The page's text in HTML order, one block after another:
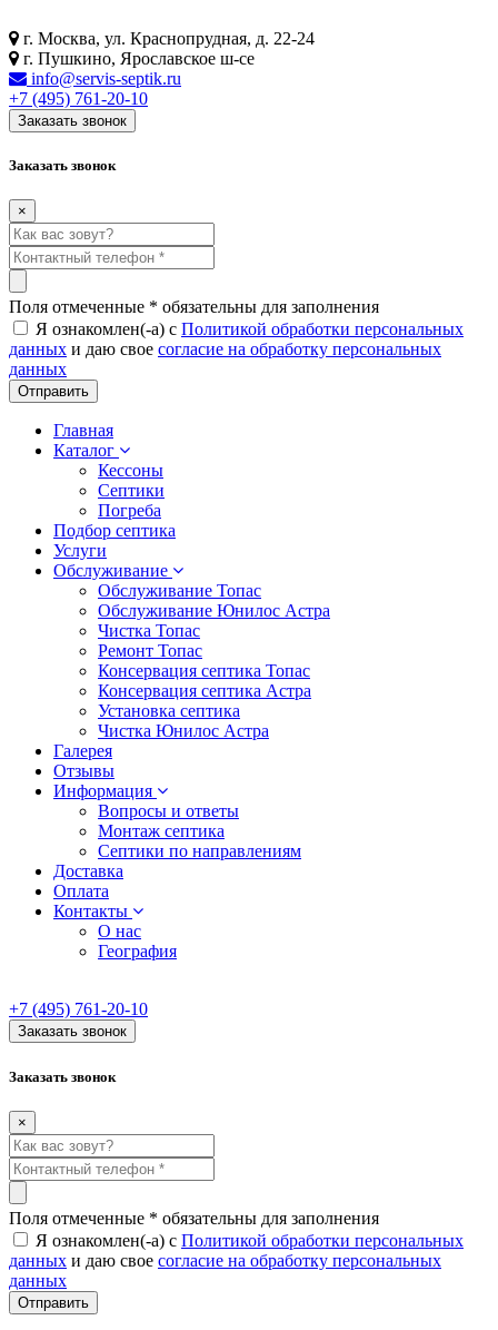
г. Москва, ул. Краснопрудная, д. 22-24
г. Пушкино, Ярославское ш-се
info@servis-septik.ru
+7 (495) 761-20-10
Заказать звонок
Заказать звонок
×
Поля отмеченные * обязательны для заполнения
Я ознакомлен(-а) с Политикой обработки персональных
данных и даю свое согласие на обработку персональных
данных
Главная
Каталог
Кессоны
Септики
Погреба
Подбор септика
Услуги
Обслуживание
Обслуживание Топас
Обслуживание Юнилос Астра
Чистка Топас
Ремонт Топас
Консервация септика Топас
Консервация септика Астра
Установка септика
Чистка Юнилос Астра
Галерея
Отзывы
Информация
Вопросы и ответы
Монтаж септика
Септики по направлениям
Доставка
Оплата
Контакты
О нас
География
+7 (495) 761-20-10
Заказать звонок
Заказать звонок
×
Поля отмеченные * обязательны для заполнения
Я ознакомлен(-а) с Политикой обработки персональных
данных и даю свое согласие на обработку персональных
данных